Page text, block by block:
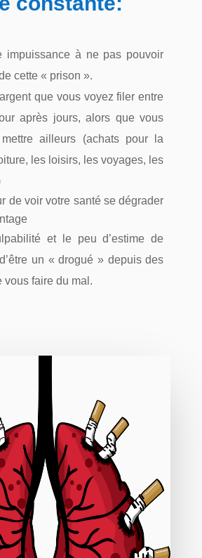
impuissance à ne pas pouvoir
cette « prison ».
que vous voyez filer entre
après jours, alors que vous
ailleurs (achats pour la
les loisirs, les voyages, les
de voir votre santé se dégrader
et le peu d’estime de
un « drogué » depuis des
vous faire du mal.